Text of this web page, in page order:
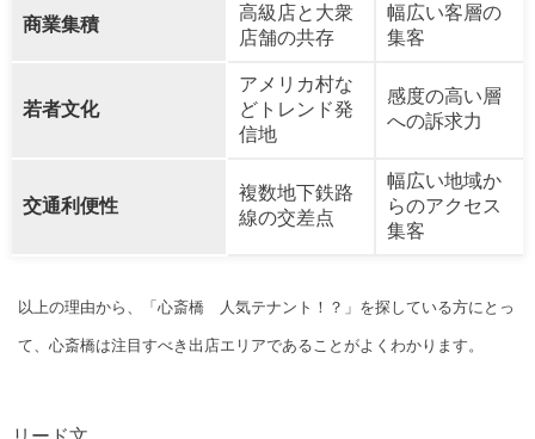
商業集積
高級店と大衆
店舗の共存
幅広い客層の
集客
若者文化
アメリカ村な
どトレンド発
信地
感度の高い層
への訴求力
交通利便性
複数地下鉄路
線の交差点
幅広い地域か
らのアクセス
集客
以上の理由から、「心斎橋 人気テナント！？」を探している方にとっ
て、心斎橋は注目すべき出店エリアであることがよくわかります。